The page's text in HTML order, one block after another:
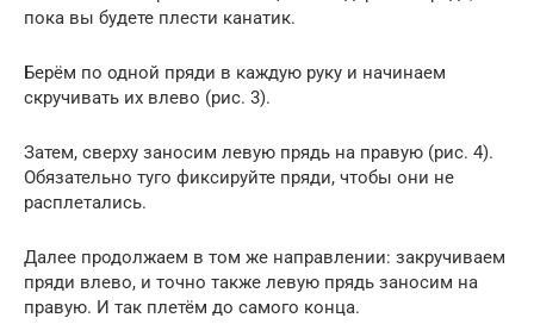
пока вы будете плести канатик.
Берём по одной пряди в каждую руку и начинаем
скручивать их влево (рис. 3).
Затем, сверху заносим левую прядь на правую (рис. 4).
Обязательно туго фиксируйте пряди, чтобы они не
расплетались.
Далее продолжаем в том же направлении: закручиваем
пряди влево, и точно также левую прядь заносим на
правую. И так плетём до самого конца.